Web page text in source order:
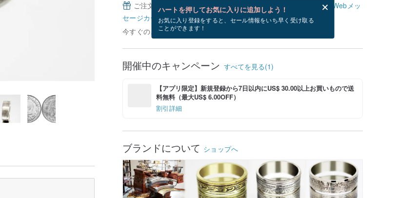
ハートを押してお気に入りに追加しよう！
お気に入り登録をすると、セール情報をいち早く受け取る
ことができます！
ご注文完了後、無料でWebメッセージカードを作成できます。
Webメッ
セージカードとは？
今すぐのご注文で8/26~9/12にお届け予定です。
開催中のキャンペーン すべてを見る(1)
【アプリ限定】新規登録から7日以内にUS$ 30.00以上お買いもので送
料無料（最大US$ 6.00OFF）
割引詳細
ブランドについて ショップへ